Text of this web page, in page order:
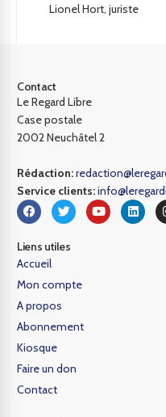
Lionel Hort, juriste
Contact
Le Regard Libre
Case postale
2002 Neuchâtel 2
Rédaction:
Service clients:
Liens utiles
Accueil
Mon compte
A propos
Abonnement
Kiosque
Faire un don
Contact